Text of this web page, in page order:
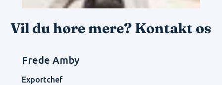
Vil du høre mere? Kontakt os
Frede Amby
Exportchef